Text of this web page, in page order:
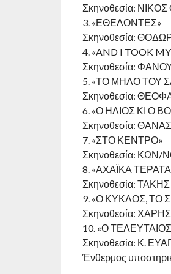
Σκηνοθεσία:
3. «ΕΘΕΛΟΝΤΕΣ»
Σκηνοθεσία:
4. «AND I TOOK
Σκηνοθεσία:
5. «ΤΟ ΜΗΛΟ ΤΟΥ
Σκηνοθεσία:
6. «Ο ΗΛΙΟΣ ΚΙ Ο
Σκηνοθεσία:
7. «ΣΤΟ ΚΕΝΤΡΟ»
Σκηνοθεσία: ΚΩΝ/
8. «ΑΧΑΪΚΑ
Σκηνοθεσία:
9. «Ο ΚΥΚΛΟΣ, ΤΟ
Σκηνοθεσία:
10. «Ο
Σκηνοθεσία: Κ.
Ένθερμος